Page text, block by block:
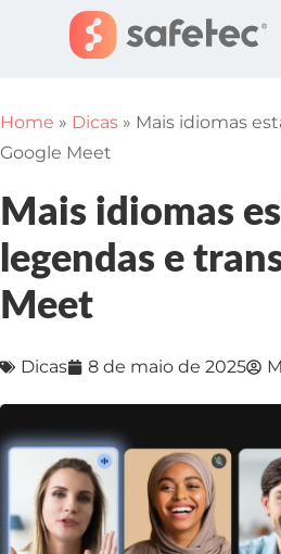
Home » Dicas » Mais idiomas
Google Meet
Mais idiomas
legendas e
Meet
Dicas 8 de maio de 2025